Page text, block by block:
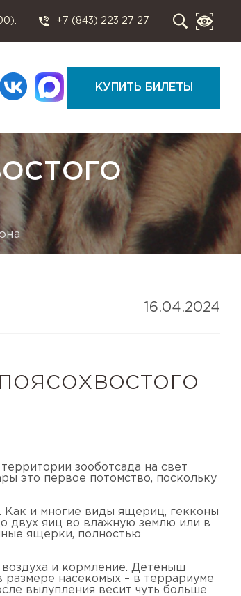
+7 (843) 223 27 27
КУПИТЬ БИЛЕТЫ
16.04.2024
зооботсада на свет
это первое потомство, поскольку
Как и многие виды ящериц, гекконы
двух яиц во влажную землю или в
ящерки, полностью
воздуха и кормление. Детёныш
размере насекомых – в террариуме
вылупления весит чуть больше